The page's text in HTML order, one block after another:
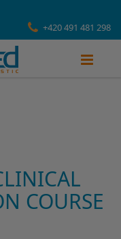
+420 491 481 298
COURSE